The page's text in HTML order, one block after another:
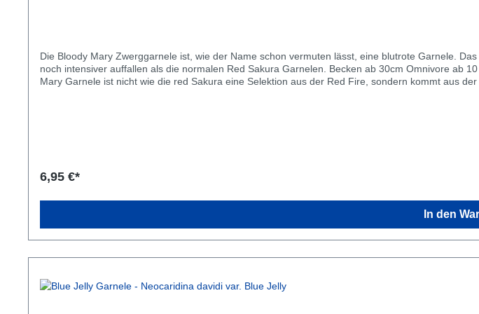
Die Bloody Mary Zwerggarnele ist, wie der Name schon vermuten lässt, eine blutrote Garnele.
noch intensiver auffallen als die normalen Red Sakura Garnelen. Becken ab 30cm Omnivore ab 10 Tieren Größe ~3cm Asien Alter bis 2 Jahre Informationen zur Bloody Mary GarneleDie Bloody
Mary Garnele ist nicht wie die red Sakura eine Selektion aus der Red Fire, sondern kommt aus
Gruppen ab mindestens 10 Tieren, da sie recht gesellig sind. Ihr könnt auch 10 Garnelen von
Farbintensität verlieren können.Temperatur16-30°CGesamthärte4-20 dGH°Karbonathärte2-
werden. Sollte euer Wasser jedoch qualitativ nicht sonderlich gut sein oder sollte es zu weich
passend aufhärten.Du willst mehr zur Aquarium Einrichtung für Zwerggarnelen erfahren?
abwechslungsreich und ausgewogen füttern. Der Proteinanteil im Futter sollte nicht zu hoch
unserem TIMA Futter wichtige Nährstoffe und Proteine zufüttern.Hinweis Ihr erhaltet gesunde
Mineralsalz gehalten und bekommen TIMA Garnelenfutter, sowie natürliche Sticks zu futtern.
6,95 €*
In den